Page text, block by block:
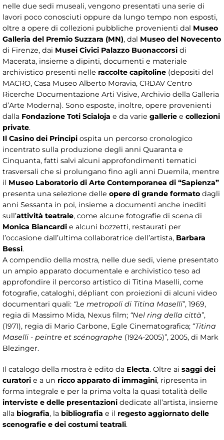
nelle due sedi museali, vengono presentati una serie di
lavori poco conosciuti oppure da lungo tempo non esposti,
oltre a opere di collezioni pubbliche provenienti dal Museo
Galleria del Premio Suzzara (MN), dal Museo del Novecento
di Firenze, dai Musei Civici Palazzo Buonaccorsi di
Macerata, insieme a dipinti, documenti e materiale
archivistico presenti nelle raccolte capitoline (depositi del
MACRO, Casa Museo Alberto Moravia, CRDAV Centro
Ricerche Documentazione Arti Visive, Archivio della Galleria
d’Arte Moderna). Sono esposte, inoltre, opere provenienti
dalla Fondazione Toti Scialoja e da varie gallerie e collezioni
private.
Il Casino dei Principi ospita un percorso cronologico
incentrato sulla produzione degli anni Quaranta e
Cinquanta, fatti salvi alcuni approfondimenti tematici
trasversali che si prolungano fino agli anni Duemila, mentre
il Museo Laboratorio di Arte Contemporanea di “Sapienza”
presenta una selezione delle opere di grande formato dagli
anni Sessanta in poi, insieme a documenti anche inediti
sull’attività teatrale, come alcune fotografie di scena di
Monica Biancardi e alcuni bozzetti, restaurati per
l’occasione dall’ultima collaboratrice dell’artista, Barbara
Bessi.
A compendio della mostra, nelle due sedi, viene presentato
un ampio apparato documentale e archivistico teso ad
approfondire il percorso artistico di Titina Maselli, come
fotografie, cataloghi, dépliant con proiezioni di alcuni video
documentari quali: “Le metropoli di Titina Maselli”, 1969,
regia di Massimo Mida, Nexus film; “Nel ring della città”,
(1971), regia di Mario Carbone, Egle Cinematografica; “Titina
Maselli - peintre et scénographe (1924-2005)”, 2005, di Mark
Blezinger.
Il catalogo della mostra è edito da Electa. Oltre ai saggi dei
curatori e a un ricco apparato di immagini, ripresenta in
forma integrale e per la prima volta la quasi totalità delle
interviste e delle presentazioni dedicate all’artista, insieme
alla biografia, la bibliografia e il regesto aggiornato delle
scenografie e dei costumi teatrali.